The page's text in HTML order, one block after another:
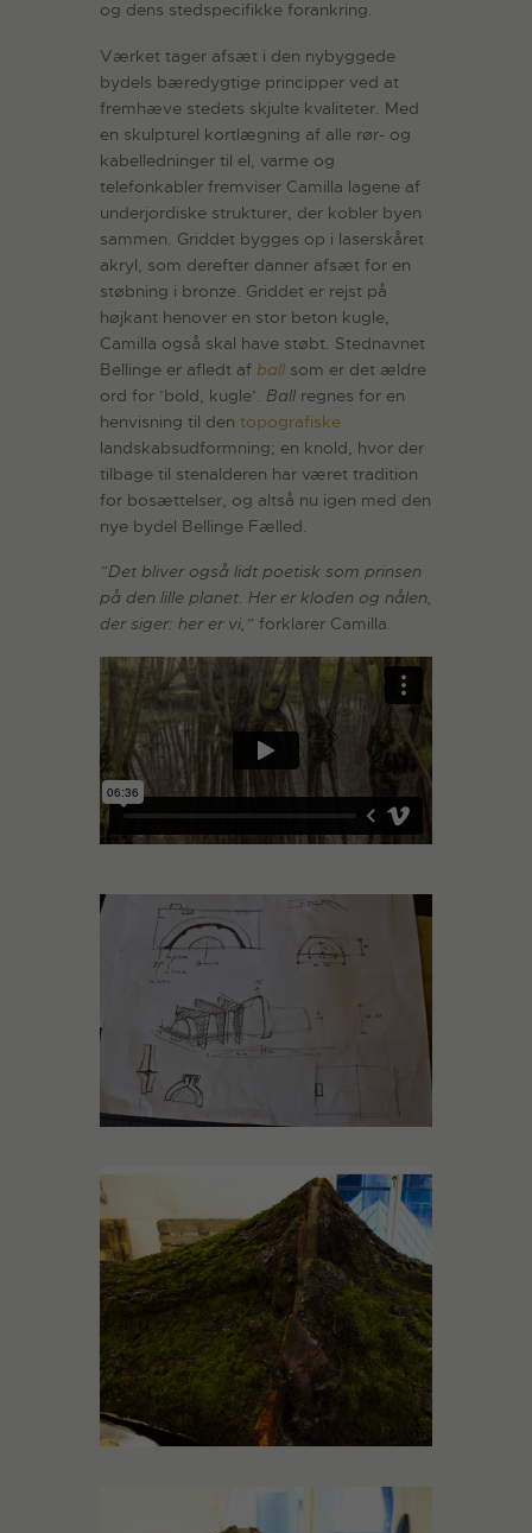
og dens stedspecifikke forankring.
Værket tager afsæt i den nybyggede
bydels bæredygtige principper ved at
fremhæve stedets skjulte kvaliteter. Med
en skulpturel kortlægning af alle rør- og
kabelledninger til el, varme og
telefonkabler fremviser Camilla lagene af
underjordiske strukturer, der kobler byen
sammen. Griddet bygges op i laserskåret
akryl, som derefter danner afsæt for en
støbning i bronze. Griddet er rejst på
højkant henover en stor beton kugle,
Camilla også skal have støbt. Stednavnet
Bellinge er afledt af ball som er det ældre
ord for ’bold, kugle’. Ball regnes for en
henvisning til den topografiske
landskabsudformning; en knold, hvor der
tilbage til stenalderen har været tradition
for bosættelser, og altså nu igen med den
nye bydel Bellinge Fælled.
”Det bliver også lidt poetisk som prinsen
på den lille planet. Her er kloden og nålen,
der siger: her er vi,” forklarer Camilla.